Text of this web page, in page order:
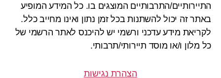
התיירותיים/התרבותיים המוצגים בו. כל המידע המופיע
באתר זה יכול להשתנות בכל זמן נתון ואינו מחייב כלל.
לקריאת מידע עדכני ורשמי יש להיכנס לאתר הרשמי של
כל מלון ו/או מוסד תיירותי/תרבותי.
הצהרת נגישות